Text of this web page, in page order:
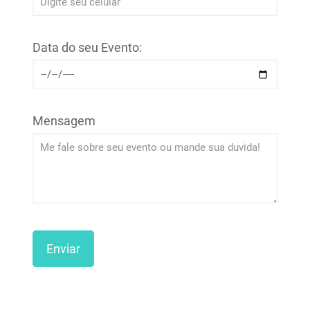
Data do seu Evento:
Mensagem